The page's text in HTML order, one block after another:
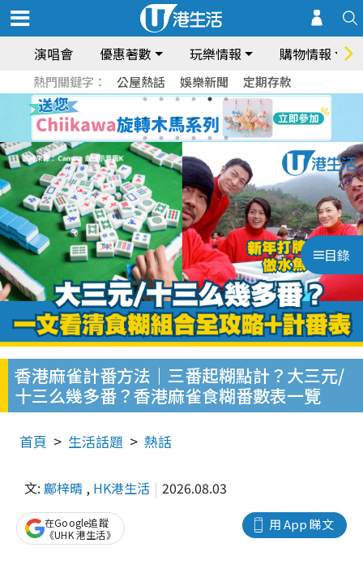
演唱會 優惠著數 玩樂情報 購物情報
熱門關鍵字： 公屋熱話 娛樂新聞 定期存款
目錄
香港麻雀計番方法｜三番起糊點計？大三元/
十三么幾多番？香港麻雀食糊番數表一覽
首頁 生活話題 熱話
文: 鄺梓晴 , HK港生活 2026.08.03
用 App 睇文
在Google追蹤
《UHK 港生活》